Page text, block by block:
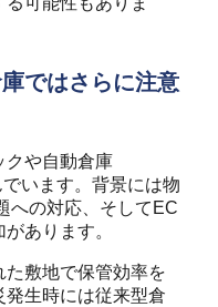
ではさらに注意
クや自動倉庫
います。 背景には物
への対応、そしてEC
あります。
敷地で保管効率を
生時には従来型倉